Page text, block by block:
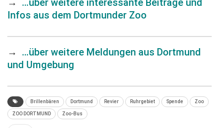
→ …über weitere interessante Beiträge und
Infos aus dem Dortmunder Zoo
→ …über weitere Meldungen aus Dortmund
und Umgebung
Brillenbären Dortmund Revier Ruhrgebiet Spende Zoo
ZOO DORTMUND Zoo-Bus